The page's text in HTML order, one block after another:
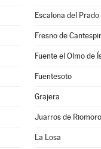
Escalona del Prado
Fresno de
Fuente el Olmo de
Fuentesoto
Grajera
Juarros de
La Losa